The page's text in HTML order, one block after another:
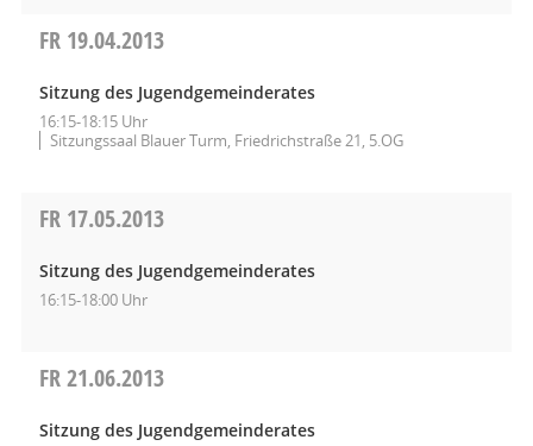
FR 19.04.2013
Sitzung des Jugendgemeinderates
16:15-18:15 Uhr
Sitzungssaal Blauer Turm, Friedrichstraße 21, 5.OG
FR 17.05.2013
Sitzung des Jugendgemeinderates
16:15-18:00 Uhr
FR21.06.2013
Sitzung des Jugendgemeinderates